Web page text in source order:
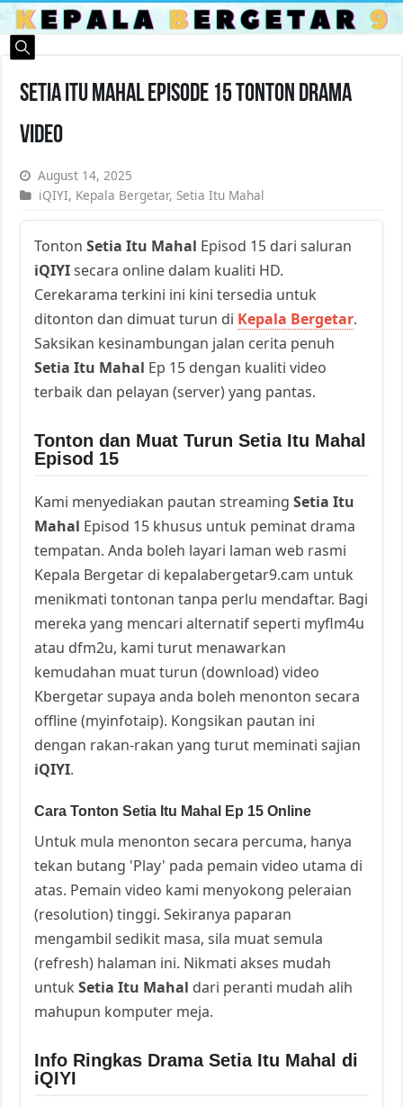
Setia Itu Mahal Episode 15 Tonton Drama
Video
August 14, 2025
iQIYI, Kepala Bergetar, Setia Itu Mahal
TontonSetia Itu Mahal Episod 15 dari saluran
iQIYIsecara online dalam kualiti HD.
Cerekarama terkini ini kini tersedia untuk
ditonton dan dimuat turun di Kepala Bergetar.
Saksikan kesinambungan jalan cerita penuh
Setia Itu Mahal Ep 15 dengan kualiti video
terbaik dan pelayan (server) yang pantas.
Tonton dan Muat Turun Setia Itu Mahal
Episod 15
Kami menyediakan pautan streamingSetia Itu
Mahal Episod 15 khusus untuk peminat drama
tempatan. Anda boleh layari laman web rasmi
Kepala Bergetar di kepalabergetar9.cam untuk
menikmati tontonan tanpa perlu mendaftar. Bagi
mereka yang mencari alternatif seperti myflm4u
atau dfm2u, kami turut menawarkan
kemudahan muat turun (download) video
Kbergetar supaya anda boleh menonton secara
offline (myinfotaip). Kongsikan pautan ini
dengan rakan-rakan yang turut meminati sajian
iQIYI.
Cara Tonton Setia Itu Mahal Ep 15 Online
Untuk mula menonton secara percuma, hanya
tekan butang 'Play' pada pemain video utama di
atas. Pemain video kami menyokong peleraian
(resolution) tinggi. Sekiranya paparan
mengambil sedikit masa, sila muat semula
(refresh) halaman ini. Nikmati akses mudah
untukSetia Itu Mahal dari peranti mudah alih
mahupun komputer meja.
Info Ringkas Drama Setia Itu Mahal di
iQIYI